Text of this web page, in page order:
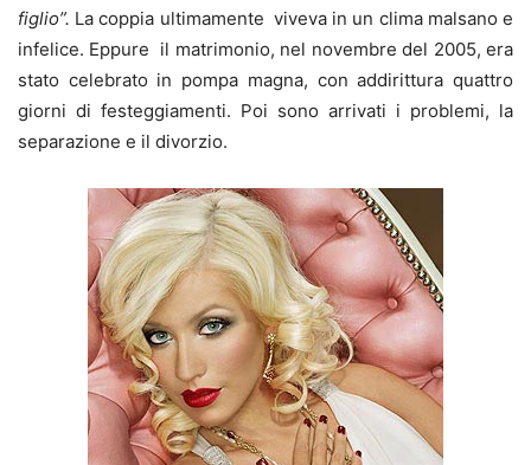
figlio”. La coppia ultimamente viveva in un clima malsano e
infelice. Eppure il matrimonio, nel novembre del 2005, era
stato celebrato in pompa magna, con addirittura quattro
giorni di festeggiamenti. Poi sono arrivati i problemi, la
separazione e il divorzio.